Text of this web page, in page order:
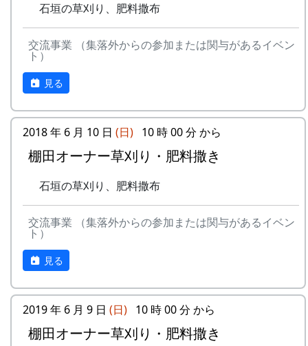
（3回程度）、施肥、脱穀、乾燥、籾すりな
どは地元農家で担当します。
実りの時期には、かかしを立てることができ
加美町の宿泊施設を安く利用できます（青年
の家、悠遊館、ハーモニーパークなど）。
加美町の特産品がもらえます（1万円相
当）。
地元の新鮮な野菜を購入できます。
加美町の広報紙が毎月送られてきます。
す。
加美町の祭などにもご参加ください。
オーナーの義務
米づくりが始まる4月末までに会費を支払っ
ていただきます。
田んぼに入って米をつくること。
自然とまじめにつきあうこと（天災などで不
作になっても文句を言わないこと）。
岩座神の住人や他のオーナーと積極的にコミ
己紹介やら、農業改良普及センター
の人による米作り講習会。そして区
画の抽選が行なわれる。
え祭
水田に入って、苗を手で植える。
6月13日（日）2004-06-13 棚田オーナー草刈
★ 棚田オーナー草刈り、肥料散布
7月4日（日）2004-07-04 川刈り
○ 川刈り
川や道端の雑草を刈る。
き作業 ...
水田の中の雑草を引き抜く。
★ あまごつかみ
川に放流されたあまごを手で掴んで
獲る。子供たちのためのアトラクシ
水田に入って、苗を手で植える。
6月12日（日）2005-06-12 棚田オーナー草刈
り、肥料散布
7月3日（日）2005-07-03 川刈り
○ 川刈り
川や道端の雑草を刈る。
7月10日（日）2005-07-10 川刈り予備日
○ 川刈り予備日
き作業 ...
★ 棚田オーナー草引き作業
水田の中の雑草を引き抜く。
ョン。串に刺して塩焼きにして食す
る。
案山子を作って田んぼの畦に立て
石垣の草刈り、肥料撒布
交流事業 （集落外からの参加または関与があるイベン
ト）
見る
2018 年 6 月 10 日 (日) 10 時 00 分 から
棚田オーナー草刈り・肥料撒き
石垣の草刈り、肥料撒布
交流事業 （集落外からの参加または関与があるイベン
ト）
見る
2019 年 6 月 9 日 (日) 10 時 00 分 から
棚田オーナー草刈り・肥料撒き